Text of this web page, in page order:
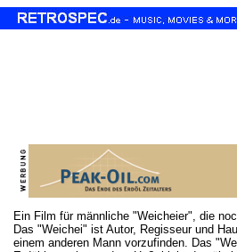
Ein Film für männliche "Weicheier", die
Das "Weichei" ist Autor, Regisseur und
einem anderen Mann vorzufinden. Das